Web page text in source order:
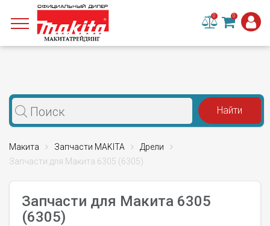
0 0
Макита Запчасти MAKITA
Дрели
Запчасти для Макита 6305 (6305)
Запчасти для Макита 6305
(6305)